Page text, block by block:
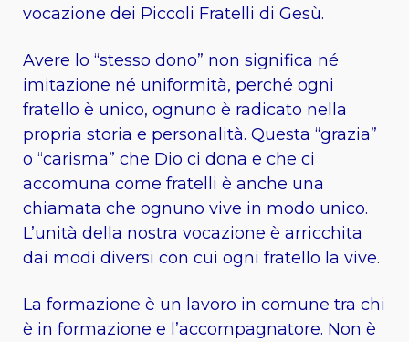
vocazione dei Piccoli Fratelli di Gesù.
Avere lo “stesso dono” non significa né
imitazione né uniformità, perché ogni
fratello è unico, ognuno è radicato nella
propria storia e personalità. Questa “grazia”
o “carisma” che Dio ci dona e che ci
accomuna come fratelli è anche una
chiamata che ognuno vive in modo unico.
L’unità della nostra vocazione è arricchita
dai modi diversi con cui ogni fratello la vive.
La formazione è un lavoro in comune tra chi
è in formazione e l’accompagnatore. Non è